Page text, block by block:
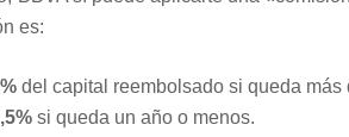
es:
del capital reembolsado si queda
si queda un año o menos.